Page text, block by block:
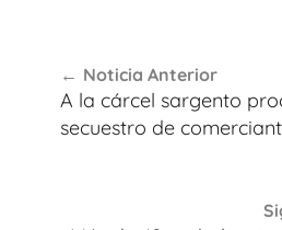
de
entradas
Noticia Anterior
A la cárcel sargento
secuestro de